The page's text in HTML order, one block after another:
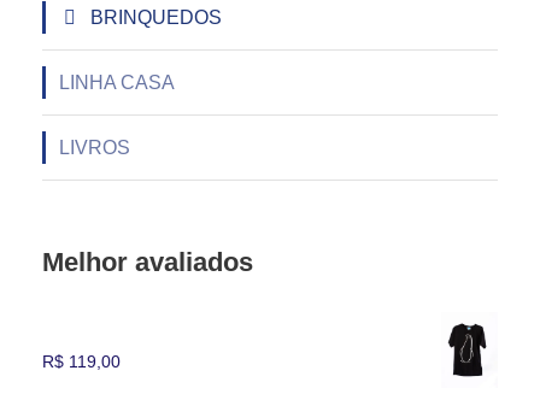
BRINQUEDOS
LINHA CASA
LIVROS
Melhor avaliados
R$ 119,00